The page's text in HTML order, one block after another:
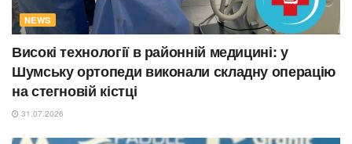
NEWS
Високі технології в районній медицині: у
Шумську ортопеди виконали складну операцію
на стегновій кістці
31.07.2026